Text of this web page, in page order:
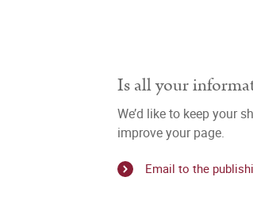
Is all your
We’d like to keep your
improve your page.
Email to the